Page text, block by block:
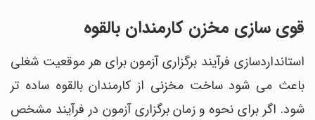
قوی سازی مخزن کارمندان بالقوه
استانداردسازی فرآیند برگزاری آزمون برای هر موقعیت شغلی
باعث می شود ساخت مخزنی از کارمندان بالقوه ساده تر
شود. اگر برای نحوه و زمان برگزاری آزمون در فرآیند مشخص